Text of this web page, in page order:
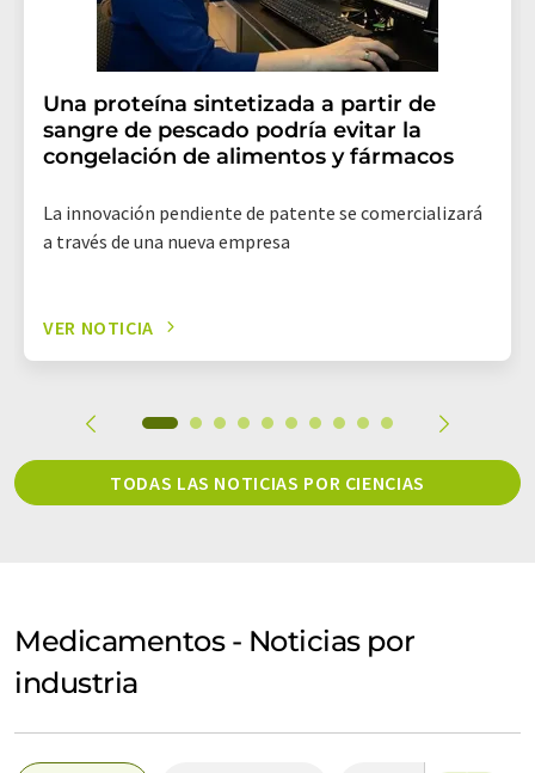
Una proteína sintetizada a partir de
sangre de pescado podría evitar la
congelación de alimentos y fármacos
La innovación pendiente de patente se comercializará
a través de una nueva empresa
VER NOTICIA
TODAS LAS NOTICIAS POR CIENCIAS
Medicamentos - Noticias por
industria